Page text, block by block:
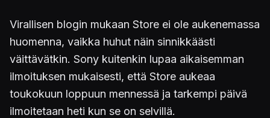
Virallisen blogin mukaan Store ei ole aukenemassa
huomenna, vaikka huhut näin sinnikkäästi
väittävätkin. Sony kuitenkin lupaa aikaisemman
ilmoituksen mukaisesti, että Store aukeaa
toukokuun loppuun mennessä ja tarkempi päivä
ilmoitetaan heti kun se on selvillä.